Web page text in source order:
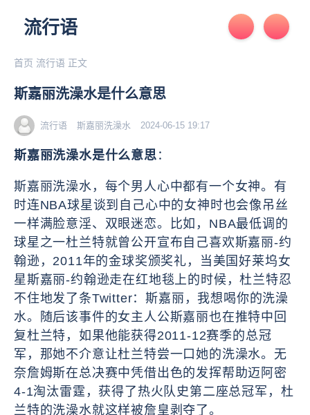
流行语
首页 流行语 正文
斯嘉丽洗澡水是什么意思
流行语 斯嘉丽洗澡水 2024-06-15 19:17
斯嘉丽洗澡水是什么意思 ：
斯嘉丽洗澡水， 每个男人心中都有一个女神。有
时连NBA球星谈到自己心中的女神时也会像吊丝
一样满脸意淫、双眼迷恋。比如，NBA最低调的
球星之一杜兰特就曾公开宣布自己喜欢斯嘉丽-约
翰逊，2011年的金球奖颁奖礼，当美国好莱坞女
星斯嘉丽-约翰逊走在红地毯上的时候，杜兰特忍
不住地发了条Twitter：斯嘉丽，我想喝你的洗澡
水。随后该事件的女主人公斯嘉丽也在推特中回
复杜兰特，如果他能获得2011-12赛季的总冠
军，那她不介意让杜兰特尝一口她的洗澡水。无
奈詹姆斯在总决赛中凭借出色的发挥帮助迈阿密
4-1淘汰雷霆，获得了热火队史第二座总冠军，杜
兰特的洗澡水就这样被詹皇剥夺了。